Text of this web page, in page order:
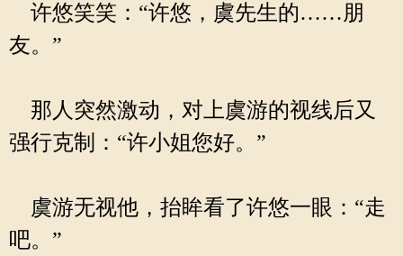
许悠笑笑：“许悠，虞先生的……朋
友。”
那人突然激动，对上虞游的视线后又
强行克制：“许小姐您好。”
虞游无视他，抬眸看了许悠一眼：“走
吧。”